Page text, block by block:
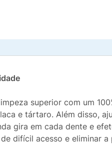
superior com um
e tártaro. Além disso,
gira em cada dente e
difícil acesso e eliminar